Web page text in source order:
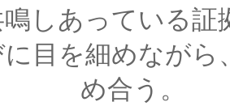
鳴しあっている
目を細めながら
う。